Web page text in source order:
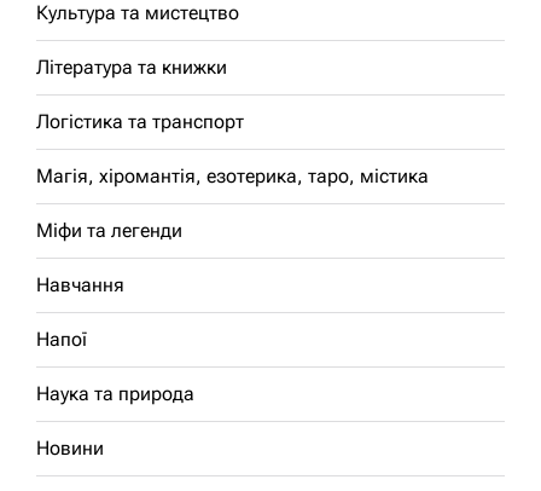
Культура та мистецтво
Література та книжки
Логістика та транспорт
Магія, хіромантія, езотерика, таро, містика
Міфи та легенди
Навчання
Напої
Наука та природа
Новини